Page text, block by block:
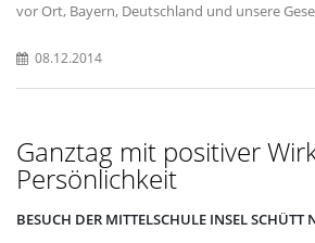
vor Ort, Bayern, Deutschland und unsere
08.12.2014
Ganztag mit positiver
Persönlichkeit
BESUCH DER MITTELSCHULE INSEL SCHÜTT